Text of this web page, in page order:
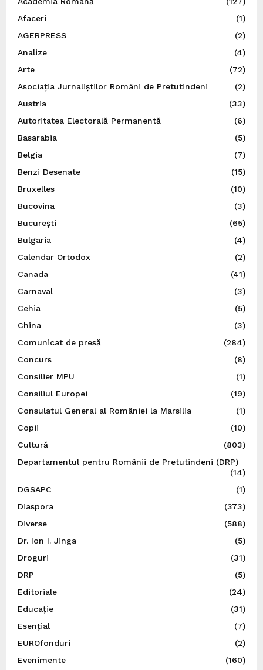
Afaceri
(1)
AGERPRESS
(2)
Analize
(4)
Arte
(72)
Asociația Jurnaliștilor Români de Pretutindeni
(2)
Austria
(33)
Autoritatea Electorală Permanentă
(6)
Basarabia
(5)
Belgia
(7)
Benzi Desenate
(15)
Bruxelles
(10)
Bucovina
(3)
București
(65)
Bulgaria
(4)
Calendar Ortodox
(2)
Canada
(41)
Carnaval
(3)
Cehia
(5)
China
(3)
Comunicat de presă
(284)
Concurs
(8)
Consilier MPU
(1)
Consiliul Europei
(19)
Consulatul General al României la Marsilia
(1)
Copii
(10)
Cultură
(803)
Departamentul pentru Românii de Pretutindeni (DRP)
(14)
DGSAPC
(1)
Diaspora
(373)
Diverse
(588)
Dr. Ion I. Jinga
(5)
Droguri
(31)
DRP
(5)
Editoriale
(24)
Educație
(31)
Esențial
(7)
EUROfonduri
(2)
Evenimente
(160)